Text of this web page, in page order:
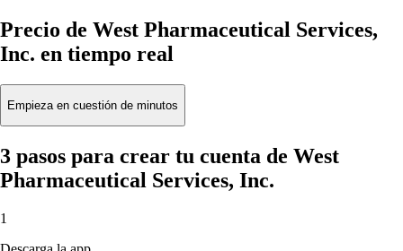
Precio de West Pharmaceutical Services,
Inc. en tiempo real
Empieza en cuestión de minutos
3 pasos para crear tu cuenta de West
Pharmaceutical Services, Inc.
1